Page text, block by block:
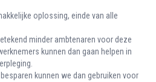
oplossing, einde van alle
minder ambtenaren voor deze
kunnen dan gaan helpen in
kunnen we dan gebruiken voor